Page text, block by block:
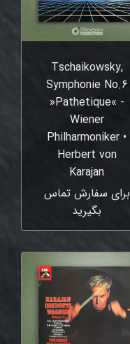
Tschaikowsky,
Symphonie No.6
»Pathetique« -
Wiener
Philharmoniker •
Herbert von
Karajan
برای سفارش تماس
بگیرید